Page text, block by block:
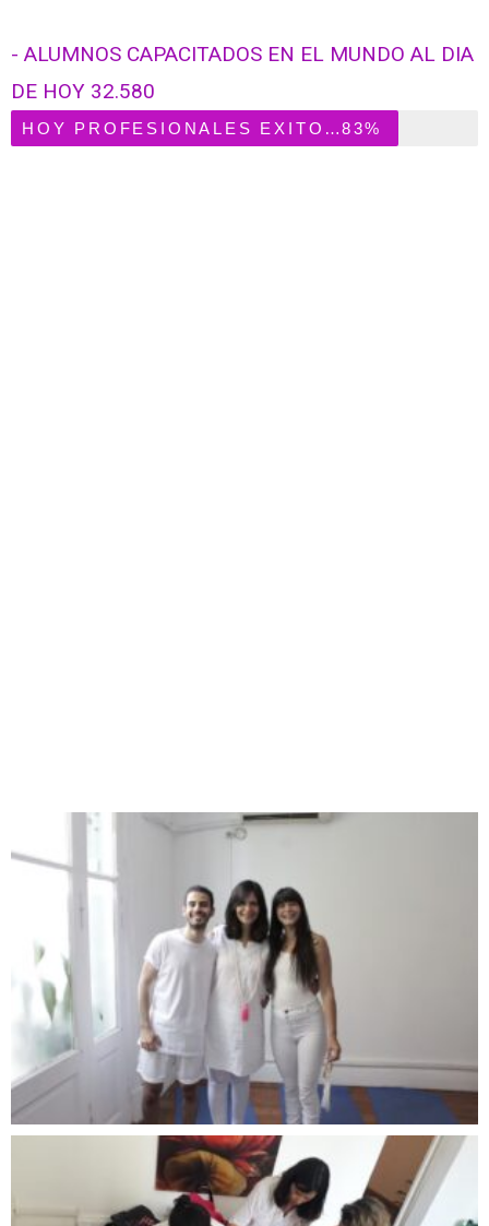
- ALUMNOS CAPACITADOS EN EL MUNDO AL DIA
DE HOY 32.580
HOY PROFESIONALES EXITOSOS/AS83%